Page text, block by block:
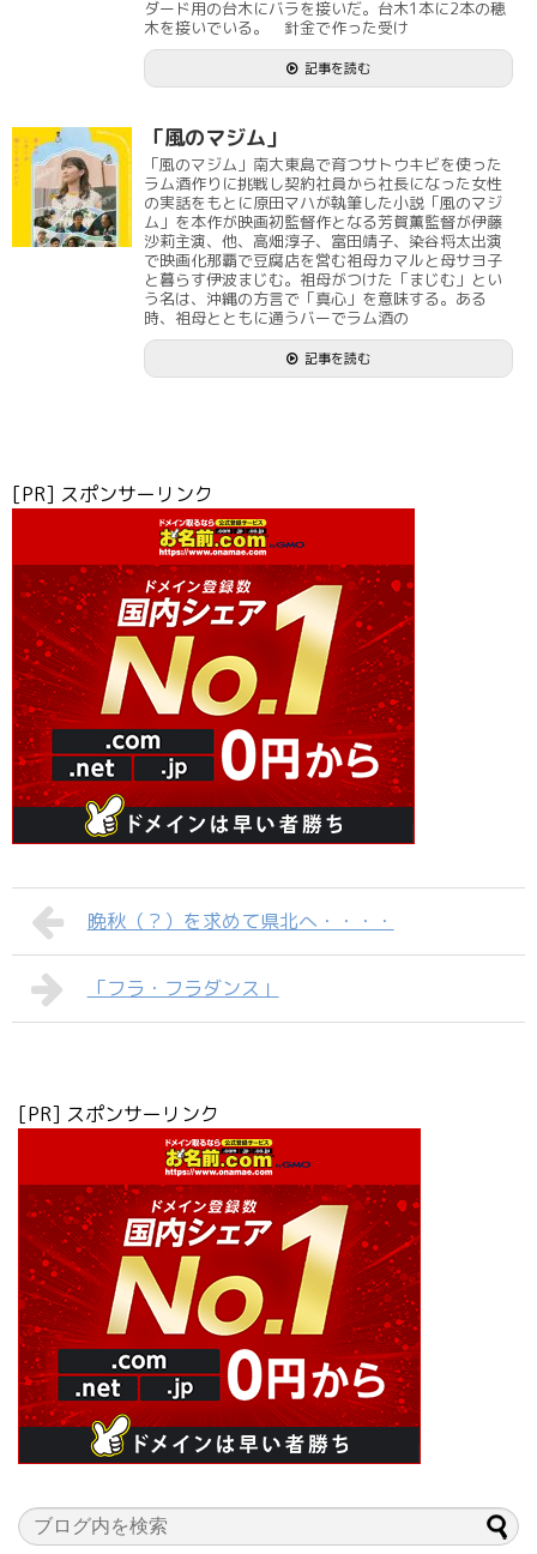
ダード用の台木にバラを接いだ。台木1本に2本の穂
木を接いでいる。 針金で作った受け
記事を読む
「風のマジム」
「風のマジム」南大東島で育つサトウキビを使った
ラム酒作りに挑戦し契約社員から社長になった女性
の実話をもとに原田マハが執筆した小説「風のマジ
ム」を本作が映画初監督作となる芳賀薫監督が伊藤
沙莉主演、他、高畑淳子、富田靖子、染谷将太出演
で映画化那覇で豆腐店を営む祖母カマルと母サヨ子
と暮らす伊波まじむ。祖母がつけた「まじむ」とい
う名は、沖縄の方言で「真心」を意味する。ある
時、祖母とともに通うバーでラム酒の
記事を読む
[PR] スポンサーリンク
晩秋（？）を求めて県北へ・・・・
「フラ・フラダンス」
[PR] スポンサーリンク